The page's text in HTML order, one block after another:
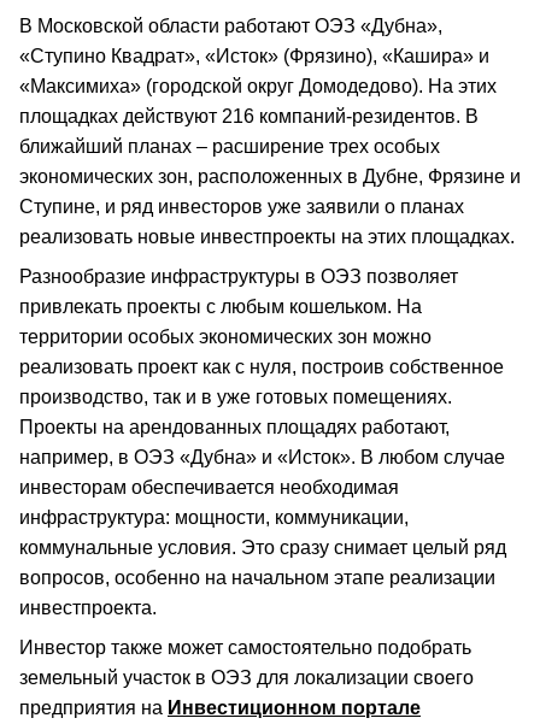
В Московской области работают ОЭЗ «Дубна»,
«Ступино Квадрат», «Исток» (Фрязино), «Кашира» и
«Максимиха» (городской округ Домодедово). На этих
площадках действуют 216 компаний-резидентов. В
ближайший планах – расширение трех особых
экономических зон, расположенных в Дубне, Фрязине и
Ступине, и ряд инвесторов уже заявили о планах
реализовать новые инвестпроекты на этих площадках.
Разнообразие инфраструктуры в ОЭЗ позволяет
привлекать проекты с любым кошельком. На
территории особых экономических зон можно
реализовать проект как с нуля, построив собственное
производство, так и в уже готовых помещениях.
Проекты на арендованных площадях работают,
например, в ОЭЗ «Дубна» и «Исток». В любом случае
инвесторам обеспечивается необходимая
инфраструктура: мощности, коммуникации,
коммунальные условия. Это сразу снимает целый ряд
вопросов, особенно на начальном этапе реализации
инвестпроекта.
Инвестор также может самостоятельно подобрать
земельный участок в ОЭЗ для локализации своего
предприятия на Инвестиционном портале